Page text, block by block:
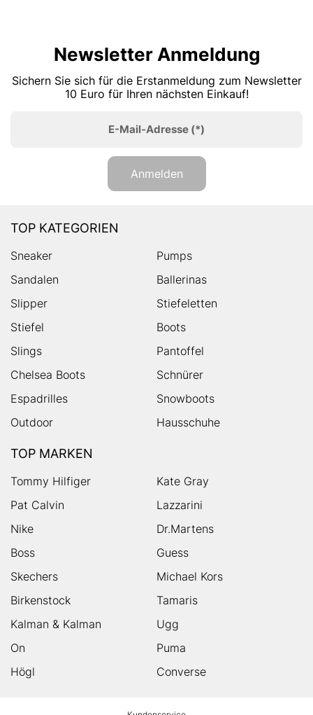
Newsletter Anmeldung
Sichern Sie sich für die Erstanmeldung zum Newsletter
10 Euro für Ihren nächsten Einkauf!
E-Mail-Adresse (*)
Anmelden
TOP KATEGORIEN
Sneaker
Pumps
Sandalen
Ballerinas
Slipper
Stiefeletten
Stiefel
Boots
Slings
Pantoffel
Chelsea Boots
Schnürer
Espadrilles
Snowboots
Outdoor
Hausschuhe
TOP MARKEN
Tommy Hilfiger
Kate Gray
Pat Calvin
Lazzarini
Nike
Dr.Martens
Boss
Guess
Skechers
Michael Kors
Birkenstock
Tamaris
Kalman & Kalman
Ugg
On
Puma
Högl
Converse